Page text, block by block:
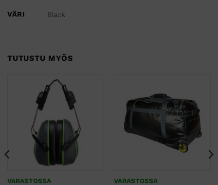
VÄRI Black
TUTUSTU MYÖS
VARASTOSSA VARASTOSSA